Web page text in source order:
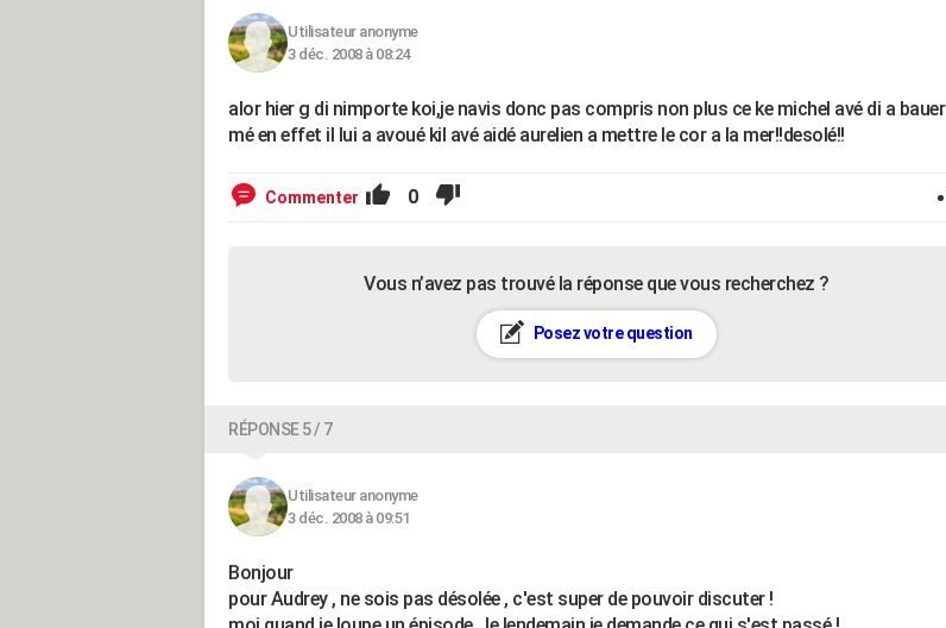
Utilisateur anonyme
3 déc. 2008 à 08:24
alor hier g di nimporte koi,je navis donc pas compris non plus ce ke michel avé di a bauer
mé en effet il lui a avoué kil avé aidé aurelien a mettre le cor a la mer!!desolé!!
Commenter 0
Vous n’avez pas trouvé la réponse que vous recherchez ?
Posez votre question
RÉPONSE 5 / 7
Utilisateur anonyme
3 déc. 2008 à 09:51
Bonjour
pour Audrey , ne sois pas désolée , c'est super de pouvoir discuter !